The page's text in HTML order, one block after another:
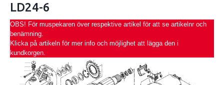
LD24-6
OBS! För muspekaren över respektive artikel för att se artikelnr och
benämning.
Klicka på artikeln för mer info och möjlighet att lägga den i
kundkorgen.